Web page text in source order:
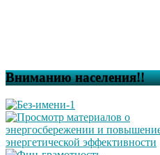
Вниманию населения!!